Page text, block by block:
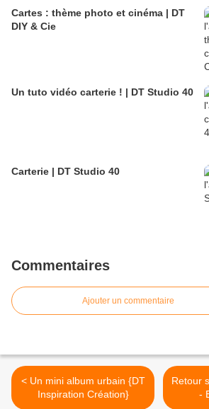
Cartes : thème photo et cinéma | DT
DIY & Cie
Un tuto vidéo carterie ! | DT Studio 40
Carterie | DT Studio 40
Commentaires
Ajouter un commentaire
< Un mini album urbain {DT
Inspiration Création}
Retour